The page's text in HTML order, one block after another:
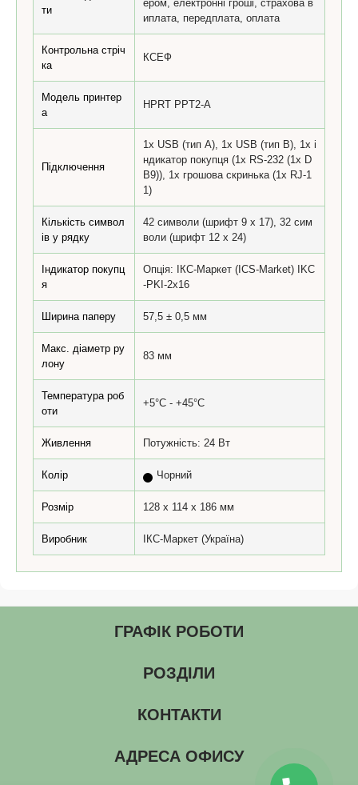
ти
ером, електронні гроші, страхова в
иплата, передплата, оплата
Контрольна стріч
ка
КСЕФ
Модель принтер
а
HPRT PPT2-A
Підключення
1x USB (тип А), 1x USB (тип В), 1x і
ндикатор покупця (1x RS-232 (1x D
B9)), 1x грошова скринька (1x RJ-1
1)
Кількість символ
ів у рядку
42 символи (шрифт 9 х 17), 32 сим
воли (шрифт 12 х 24)
Індикатор покупц
я
Опція: ІКС-Маркет (ICS-Market) IKC
-PKI-2x16
Ширина паперу 57,5 ± 0,5 мм
Макс. діаметр ру
лону
83 мм
Температура роб
оти
+5°C - +45°C
Живлення Потужність: 24 Вт
Колір Чорний
Розмір 128 x 114 x 186 мм
Виробник ІКС-Маркет (Україна)
ГРАФІК РОБОТИ
РОЗДІЛИ
КОНТАКТИ
АДРЕСА ОФИСУ